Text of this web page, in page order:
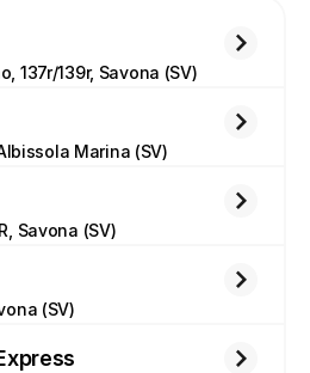
137r/139r, Savona (SV)
Marina (SV)
Savona (SV)
(SV)